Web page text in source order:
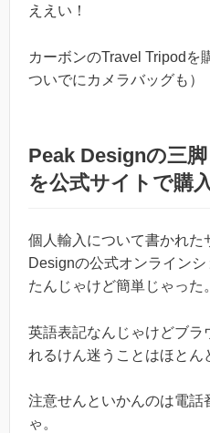
ええい！
カーボンのTravel Tripodを
ついでにカメラバッグも）
Peak Designの三脚
を公式サイトで購
個人輸入について書かれた
Designの公式オンライン
たんじゃけど簡単じゃった。
英語表記なんじゃけどブラ
れるけん迷うことはほとん
注意せんといかんのは電話
ゃ。